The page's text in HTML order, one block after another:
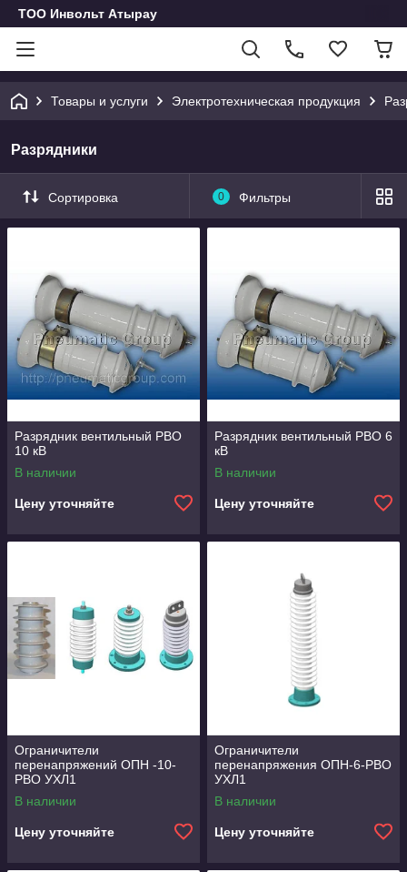
ТОО Инвольт Атырау
Товары и услуги Электротехническая продукция
Разрядники
Сортировка 0 Фильтры
Разрядник вентильный РВО
10 кВ
В наличии
Цену уточняйте
Разрядник вентильный РВО 6
кВ
В наличии
Цену уточняйте
Ограничители
перенапряжений ОПН -10-
РВО УХЛ1
В наличии
Цену уточняйте
Ограничители
перенапряжения ОПН-6-РВО
УХЛ1
В наличии
Цену уточняйте